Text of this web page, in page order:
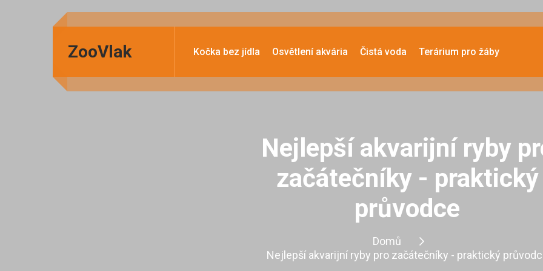
ZooVlak Kočka bez jídla Osvětlení akvária Čistá voda Terárium pro žáby
Nejlepší akvarijní ryby
začátečníky - praktický
průvodce
Domů
Nejlepší akvarijní ryby pro začátečníky - praktický